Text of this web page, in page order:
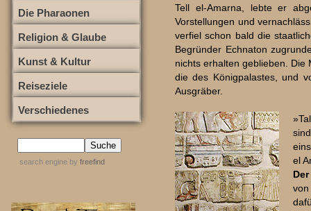
Die Pharaonen
Religion & Glaube
Kunst & Kultur
Reiseziele
Verschiedenes
search engine by freefind
Tell el-Amarna, lebte er
Vorstellungen und
verfiel schon bald die
Begründer Echnaton
nichts erhalten geblieben. Die
die des Königpalastes, und
Ausgräber.
el